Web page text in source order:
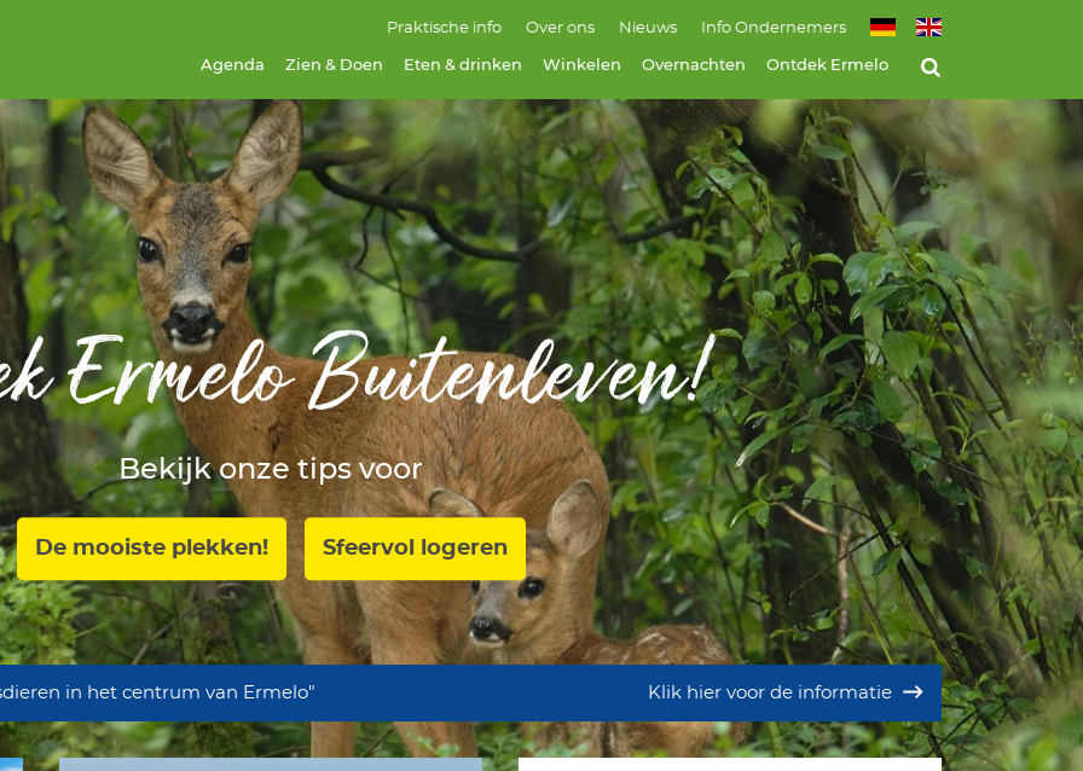
Agenda Zien & Doen Eten & drinken Winkelen Overnachten Ontdek Ermelo
Praktische info Over ons Nieuws Info Ondernemers
Ermelo Buitenleven!
Bekijk onze tips voor
De mooiste plekken! Sfeervol logeren
in het centrum van Ermelo" Klik hier voor de informatie